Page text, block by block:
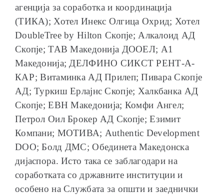
агенција за соработка и координација
(ТИКА); Хотел Инекс Олгица Охрид; Хотел
DoubleTree by Hilton Скопје; Алкалоид АД
Скопје; ТАВ Македонија ДООЕЛ; А1
Македонија; ДЕЛФИНО СИКСТ РЕНТ-А-
КАР; Витаминка АД Прилеп; Пивара Скопје
АД; Туркиш Ерлајнс Скопје; Халкбанка АД
Скопје; ЕВН Македонија; Комфи Ангел;
Петрол Оил Брокер АД Скопје; Езимит
Компани; МОТИВА; Authentic Development
DOO; Болд ДМС; Обединета Македонска
дијаспора. Исто така се заблагодари на
соработката со државните институции и
особено на Службата за општи и заеднички